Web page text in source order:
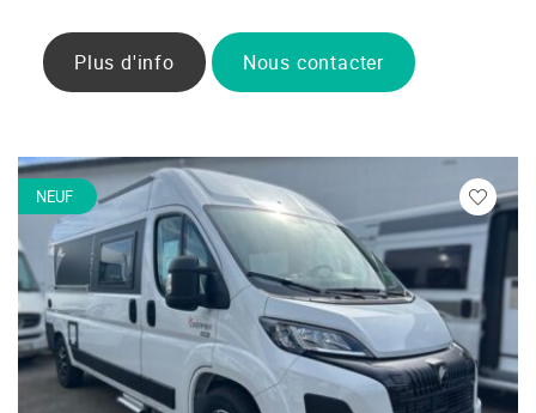
Plus d'info Nous contacter
NEUF
Veuillez
vous